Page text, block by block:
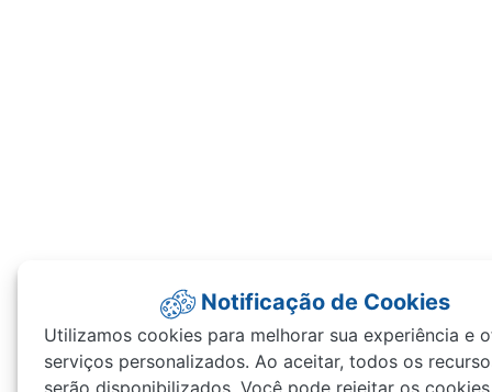
Notificação de Cookies
Utilizamos cookies para melhorar sua experiência e
serviços personalizados. Ao aceitar, todos os
serão disponibilizados. Você pode rejeitar os